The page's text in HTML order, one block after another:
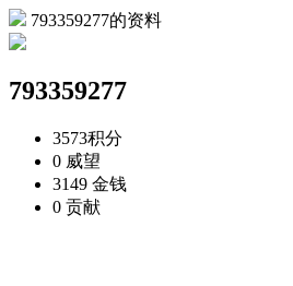
793359277的资料
793359277
3573积分
0 威望
3149 金钱
0 贡献